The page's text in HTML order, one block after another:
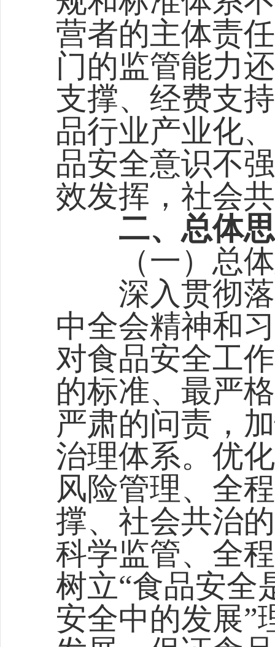
营者的主体责
门的监管能力
支撑、经费支
品行业产业化
品安全意识不
效发挥，社会
二、总体
（一）总
深入贯彻落
中全会精神和
对食品安全工
的标准、最严
严肃的问责，
治理体系。优
风险管理、全
撑、社会共治
科学监管、全
树立“食品安全
安全中的发展”